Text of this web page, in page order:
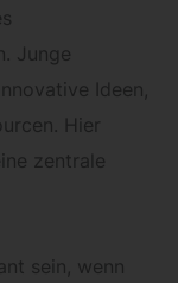
Junge
Ideen,
Hier
zentrale
sein, wenn